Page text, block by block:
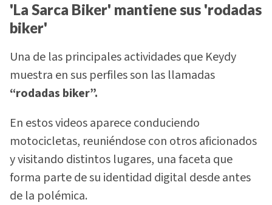
'La Sarca Biker' mantiene sus 'rodadas
biker'
Una de las principales actividades que Keydy
muestra en sus perfiles son las llamadas
“rodadas biker”.
En estos videos aparece conduciendo
motocicletas, reuniéndose con otros aficionados
y visitando distintos lugares, una faceta que
forma parte de su identidad digital desde antes
de la polémica.